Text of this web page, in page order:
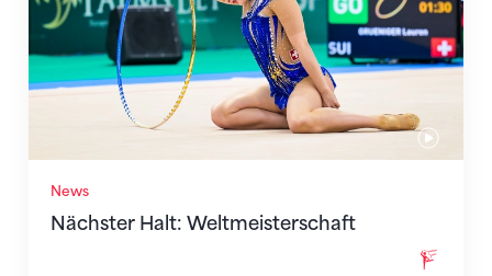
News
Nächster Halt: Weltmeisterschaft